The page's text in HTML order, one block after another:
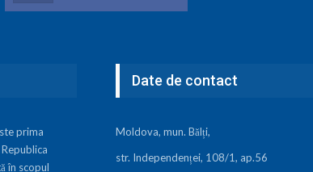
prima
în scopul
Date de contact
Moldova, mun. Bălți,
str. Independenței, 108/1, ap.56